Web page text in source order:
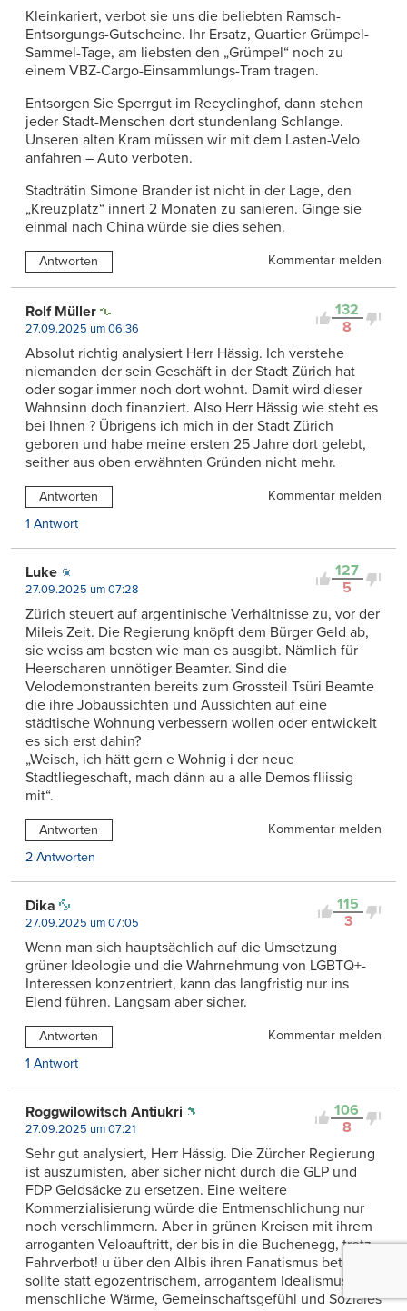
Kleinkariert, verbot sie uns die beliebten Ramsch-
Entsorgungs-Gutscheine. Ihr Ersatz, Quartier Grümpel-
Sammel-Tage, am liebsten den „Grümpel“ noch zu
einem VBZ-Cargo-Einsammlungs-Tram tragen.
Entsorgen Sie Sperrgut im Recyclinghof, dann stehen
jeder Stadt-Menschen dort stundenlang Schlange.
Unseren alten Kram müssen wir mit dem Lasten-Velo
anfahren – Auto verboten.
Stadträtin Simone Brander ist nicht in der Lage, den
„Kreuzplatz“ innert 2 Monaten zu sanieren. Ginge sie
einmal nach China würde sie dies sehen.
Antworten Kommentar melden
132
8
Rolf Müller
27.09.2025 um 06:36
Absolut richtig analysiert Herr Hässig. Ich verstehe
niemanden der sein Geschäft in der Stadt Zürich hat
oder sogar immer noch dort wohnt. Damit wird dieser
Wahnsinn doch finanziert. Also Herr Hässig wie steht es
bei Ihnen ? Übrigens ich mich in der Stadt Zürich
geboren und habe meine ersten 25 Jahre dort gelebt,
seither aus oben erwähnten Gründen nicht mehr.
Antworten
Kommentar melden
1 Antwort
127
5
Luke
27.09.2025 um 07:28
Zürich steuert auf argentinische Verhältnisse zu, vor der
Mileis Zeit. Die Regierung knöpft dem Bürger Geld ab,
sie weiss am besten wie man es ausgibt. Nämlich für
Heerscharen unnötiger Beamter. Sind die
Velodemonstranten bereits zum Grossteil Tsüri Beamte
die ihre Jobaussichten und Aussichten auf eine
städtische Wohnung verbessern wollen oder entwickelt
es sich erst dahin?
„Weisch, ich hätt gern e Wohnig i der neue
Stadtliegeschaft, mach dänn au a alle Demos fliissig
mit“.
Antworten
Kommentar melden
2 Antworten
115
3
Dika
27.09.2025 um 07:05
Wenn man sich hauptsächlich auf die Umsetzung
grüner Ideologie und die Wahrnehmung von LGBTQ+-
Interessen konzentriert, kann das langfristig nur ins
Elend führen. Langsam aber sicher.
Antworten
Kommentar melden
1 Antwort
106
8
Roggwilowitsch Antiukri
27.09.2025 um 07:21
Sehr gut analysiert, Herr Hässig. Die Zürcher Regierung
ist auszumisten, aber sicher nicht durch die GLP und
FDP Geldsäcke zu ersetzen. Eine weitere
Kommerzialisierung würde die Entmenschlichung nur
noch verschlimmern. Aber in grünen Kreisen mit ihrem
arroganten Veloauftritt, der bis in die Buchenegg, trotz
Fahrverbot! u über den Albis ihren Fanatismus betreibt,
sollte statt egozentrischem, arrogantem Idealismus
menschliche Wärme, Gemeinschaftsgefühl und Soziales